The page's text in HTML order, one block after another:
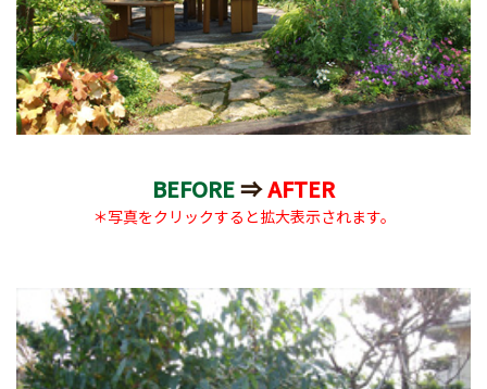
BEFORE⇒AFTER
＊写真をクリックすると拡大表示されます。